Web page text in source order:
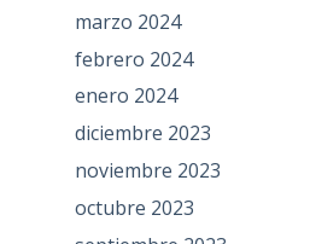
marzo 2024
febrero 2024
enero 2024
diciembre 2023
noviembre 2023
octubre 2023